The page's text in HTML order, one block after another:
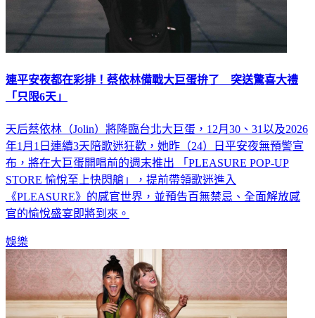
連平安夜都在彩排！蔡依林備戰大巨蛋拚了 突送驚喜大禮
「只限6天」
天后蔡依林（Jolin）將降臨台北大巨蛋，12月30、31以及2026
年1月1日連續3天陪歌迷狂歡，她昨（24）日平安夜無預警宣
布，將在大巨蛋開唱前的週末推出 「PLEASURE POP-UP
STORE 愉悅至上快閃艙」，提前帶領歌迷進入
《PLEASURE》的感官世界，並預告百無禁忌、全面解放感
官的愉悅盛宴即將到來。
娛樂